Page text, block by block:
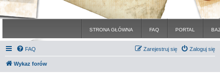
STRONA GŁÓWNA FAQ PORTAL
FAQ Zaloguj się
Zarejestruj się
Wykaz forów